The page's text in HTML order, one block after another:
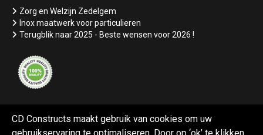
CD Constructs maakt gebruik van cookies om uw
Zorg en Welzijn Zedelgem
Inox maatwerk voor particulieren
Terugblik naar 2025 - Beste wensen voor 2026 !